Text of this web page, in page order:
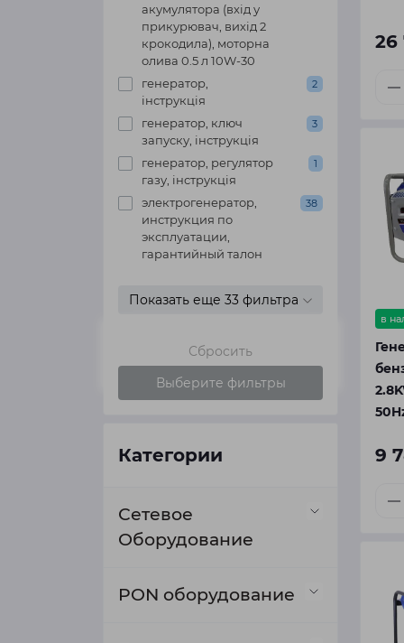
акумулятора (вхід у
прикурювач, вихід 2
крокодила), моторна
олива 0.5 л 10W-30
генератор,
інструкція
2
генератор, ключ
запуску, інструкція
3
генератор, регулятор
газу, інструкція
1
электрогенератор,
инструкция по
эксплуатации,
гарантийный талон
38
Показать еще 33 фильтра
Сбросить
Выберите фильтры
Категории
Сетевое
Оборудование
Коммутаторы
PON оборудование
26
в
9